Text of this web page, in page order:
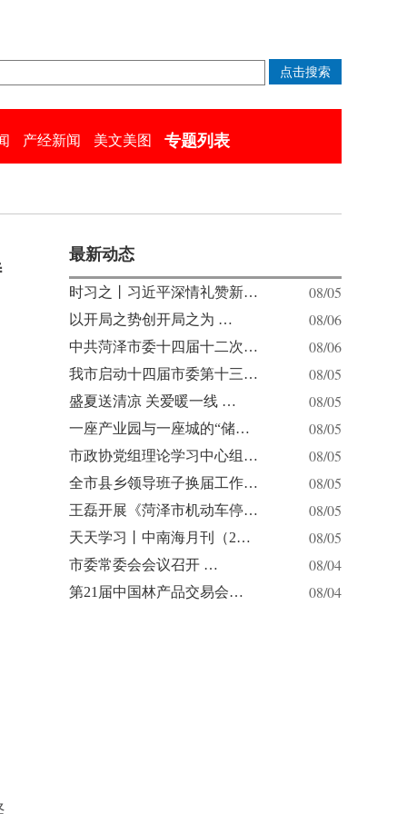
产经新闻 美文美图 专题列表
最新动态
时习之丨习近平深情礼赞新… 08/05
以开局之势创开局之为 … 08/06
中共菏泽市委十四届十二次… 08/06
我市启动十四届市委第十三… 08/05
盛夏送清凉 关爱暖一线 … 08/05
一座产业园与一座城的“储… 08/05
市政协党组理论学习中心组… 08/05
全市县乡领导班子换届工作… 08/05
王磊开展《菏泽市机动车停… 08/05
天天学习丨中南海月刊（2… 08/05
市委常委会会议召开 … 08/04
第21届中国林产品交易会… 08/04